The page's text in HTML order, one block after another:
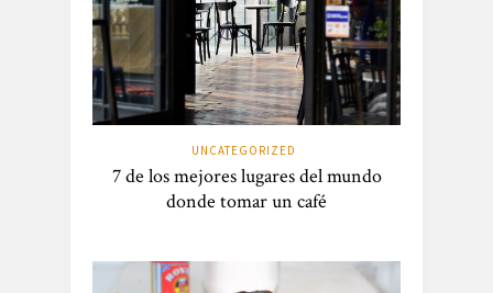
UNCATEGORIZED
7 de los mejores lugares del mundo
donde tomar un café